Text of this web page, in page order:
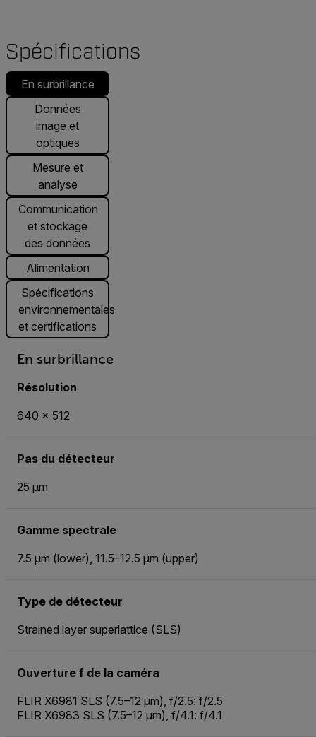
Spécifications
En surbrillance
Données
image et
optiques
Mesure et
analyse
Communication
et stockage
des données
Alimentation
Spécifications
environnementales
et certifications
En surbrillance
Résolution
640 × 512
Pas du détecteur
25 µm
Gamme spectrale
7.5 µm (lower), 11.5–12.5 µm (upper)
Type de détecteur
Strained layer superlattice (SLS)
Ouverture f de la caméra
FLIR X6981 SLS (7.5–12 µm), f/2.5: f/2.5
FLIR X6983 SLS (7.5–12 µm), f/4.1: f/4.1